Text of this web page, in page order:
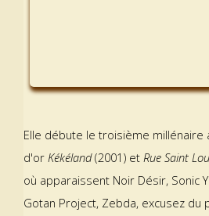
Elle débute le troisième millénaire
d'or Kékéland(2001) et Rue Saint
où apparaissent Noir Désir, Sonic
Gotan Project, Zebda, excusez du